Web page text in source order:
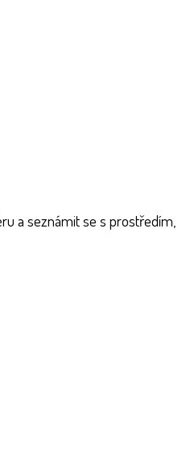
a seznámit se s prostředím,